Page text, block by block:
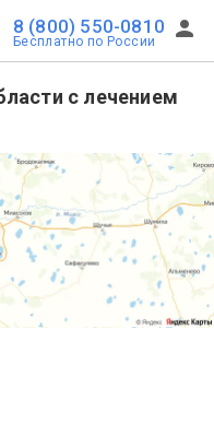
8 (800) 550-0810
Бесплатно по России
с лечением